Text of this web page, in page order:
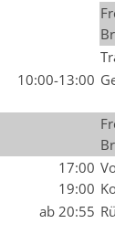
10:00-13:00
17:00
19:00
ab 20:55